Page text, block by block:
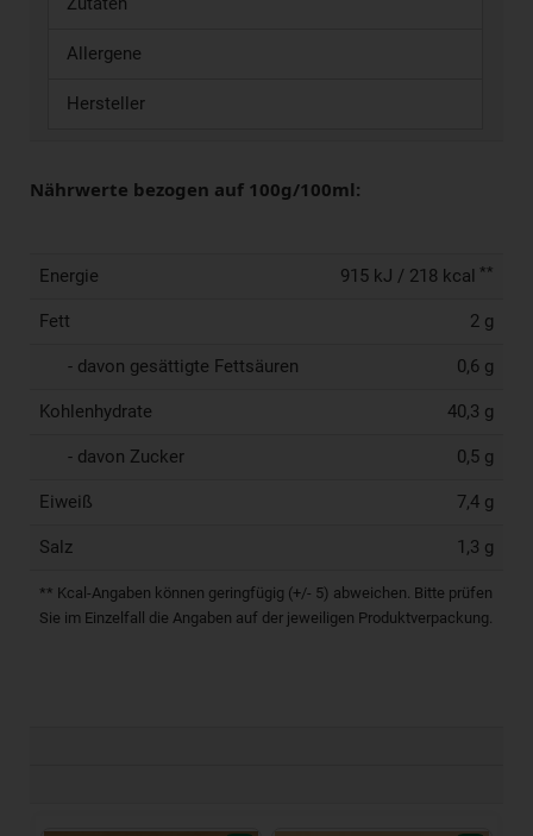
Allergene
Hersteller
Nährwerte bezogen auf 100g/100ml:
Energie 915 kJ / 218 kcal **
Fett 2 g
- davon gesättigte Fettsäuren 0,6 g
Kohlenhydrate 40,3 g
- davon Zucker 0,5 g
Eiweiß 7,4 g
Salz 1,3 g
** Kcal-Angaben können geringfügig (+/- 5) abweichen. Bitte prüfen
Sie im Einzelfall die Angaben auf der jeweiligen Produktverpackung.